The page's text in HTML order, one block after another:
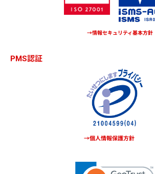
→情報セキュリティ基本方針
PMS認証
→個人情報保護方針